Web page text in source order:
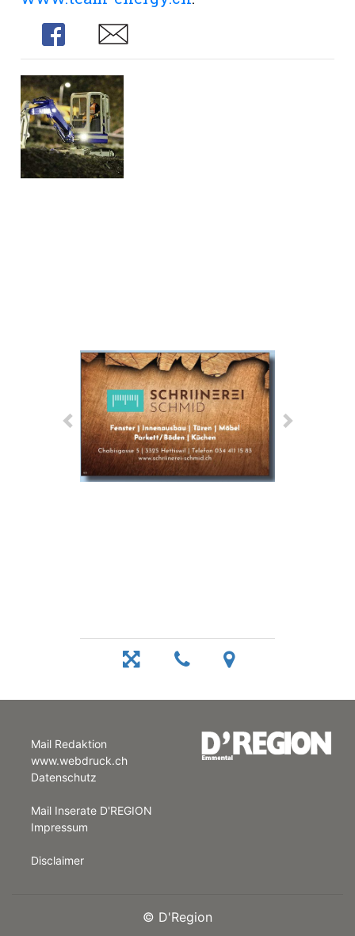
Share
Share
Mail Redaktion
www.webdruck.ch
Datenschutz
Mail Inserate D'REGION
Impressum
Disclaimer
© D'Region